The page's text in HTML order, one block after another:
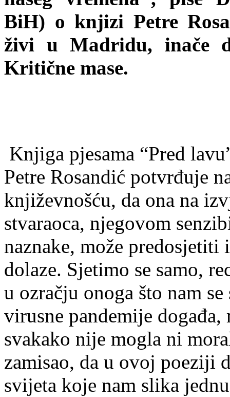
BiH) o knjizi Petre
živi u Madridu, inače
Kritične mase.
Knjiga pjesama “Pred
Petre Rosandić potvrđuje
književnošću, da ona na
stvaraoca, njegovom
naznake, može
dolaze. Sjetimo se samo,
u ozračju onoga što nam
virusne pandemije
svakako nije mogla ni
zamisao, da u ovoj poeziji
svijeta koje nam slika